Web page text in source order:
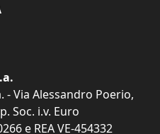
- Via Alessandro Poerio,
Soc. i.v. Euro
e REA VE-454332